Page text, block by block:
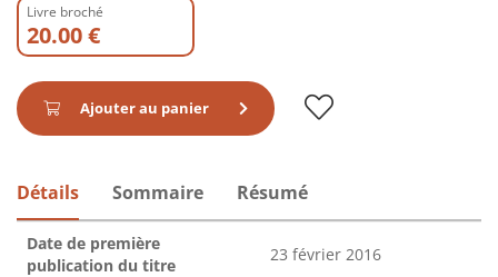
Livre broché
20.00 €
Ajouter au panier
Détails Sommaire Résumé
Date de première
publication du titre
23 février 2016